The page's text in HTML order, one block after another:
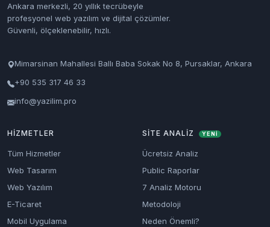
Ankara merkezli, 20 yıllık tecrübeyle
profesyonel web yazılım ve dijital çözümler.
Güvenli, ölçeklenebilir, hızlı.
Mimarsinan Mahallesi Ballı Baba Sokak No 8, Pursaklar, Ankara
+90 535 317 46 33
info@yazilim.pro
HIZMETLER
Tüm Hizmetler
Web Tasarım
Web Yazılım
E-Ticaret
Mobil Uygulama
SITE ANALIZ YENİ
Ücretsiz Analiz
Public Raporlar
7 Analiz Motoru
Metodoloji
Neden Önemli?